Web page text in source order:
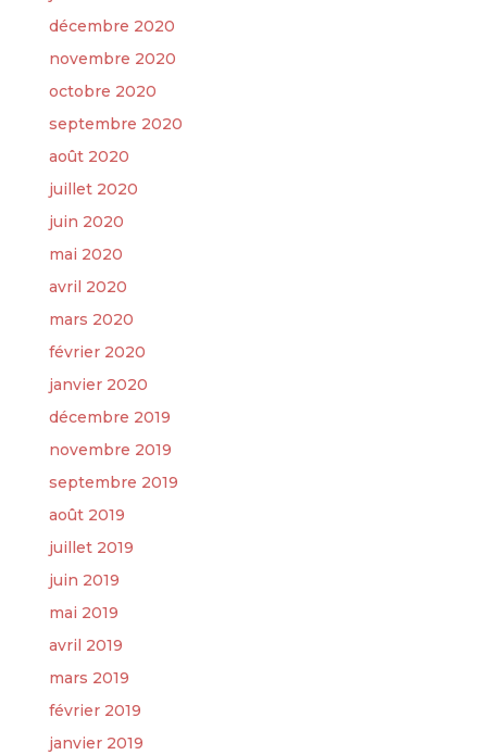
décembre 2020
novembre 2020
octobre 2020
septembre 2020
août 2020
juillet 2020
juin 2020
mai 2020
avril 2020
mars 2020
février 2020
janvier 2020
décembre 2019
novembre 2019
septembre 2019
août 2019
juillet 2019
juin 2019
mai 2019
avril 2019
mars 2019
février 2019
janvier 2019